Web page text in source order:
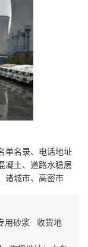
单名录、电话地址
凝土、道路水稳层
诸城市、高密市
用砂浆 收货地